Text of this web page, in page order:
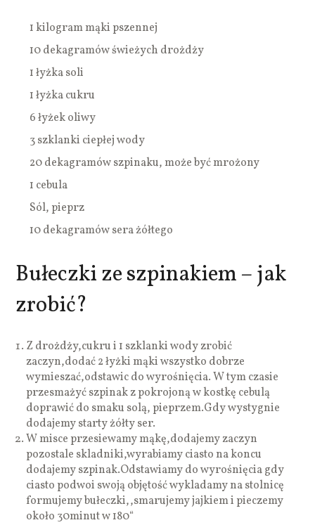
1 kilogram mąki pszennej
10 dekagramów świeżych drożdży
1 łyżka soli
1 łyżka cukru
6 łyżek oliwy
3 szklanki ciepłej wody
20 dekagramów szpinaku, może być mrożony
1 cebula
Sól, pieprz
10 dekagramów sera żółtego
Bułeczki ze szpinakiem – jak
zrobić?
Z drożdży,cukru i 1 szklanki wody zrobić
zaczyn,dodać 2 łyżki mąki wszystko dobrze
wymieszać,odstawic do wyrośnięcia. W tym czasie
przesmażyć szpinak z pokrojoną w kostkę cebulą
doprawić do smaku solą, pieprzem.Gdy wystygnie
dodajemy starty żółty ser.
W misce przesiewamy mąkę,dodajemy zaczyn
pozostale skladniki,wyrabiamy ciasto na koncu
dodajemy szpinak.Odstawiamy do wyrośnięcia gdy
ciasto podwoi swoją objętość wykladamy na stolnicę
formujemy bułeczki,,smarujemy jajkiem i pieczemy
około 30minut w 180“